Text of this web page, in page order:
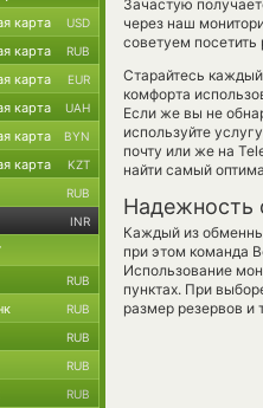
Зачастую
через наш
советуем посетить
Старайтесь
комфорта
Если же вы не
используйте
почту или же на
найти самый
Надежность
Каждый из
при этом команда
Использование
пунктах. При
размер резервов и
карта USD
карта RUB
карта EUR
карта UAH
карта BYN
карта KZT
RUB
INR
RUB
RUB
RUB
RUB
RUB